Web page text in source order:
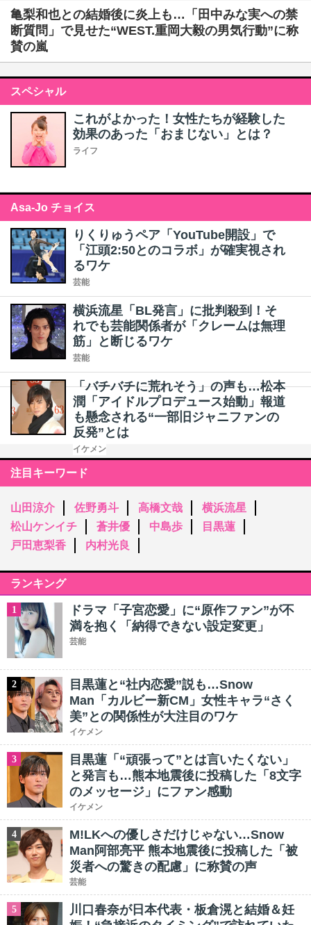
亀梨和也との結婚後に炎上も…「田中みな実への禁
断質問」で見せた“WEST.重岡大毅の男気行動”に称
賛の嵐
スペシャル
これがよかった！女性たちが経験した
効果のあった「おまじない」とは？
ライフ
Asa-Jo チョイス
りくりゅうペア「YouTube開設」で
「江頭2:50とのコラボ」が確実視され
るワケ
芸能
横浜流星「BL発言」に批判殺到！そ
れでも芸能関係者が「クレームは無理
筋」と断じるワケ
芸能
「バチバチに荒れそう」の声も…松本
潤「アイドルプロデュース始動」報道
も懸念される“一部旧ジャニファンの
反発”とは
イケメン
注目キーワード
山田涼介 佐野勇斗 高橋文哉
横浜流星
松山ケンイチ
蒼井優 中島歩
目黒蓮
戸田恵梨香
内村光良
ランキング
1
ドラマ「子宮恋愛」に“原作ファン”が不
満を抱く「納得できない設定変更」
芸能
2
目黒蓮と“社内恋愛”説も…Snow
Man「カルビー新CM」女性キャラ“さく
美”との関係性が大注目のワケ
イケメン
3
目黒蓮「“頑張って”とは言いたくない」
と発言も…熊本地震後に投稿した「8文字
のメッセージ」にファン感動
イケメン
4
M!LKへの優しさだけじゃない…Snow
Man阿部亮平 熊本地震後に投稿した「被
災者への驚きの配慮」に称賛の声
芸能
5
川口春奈が日本代表・板倉滉と結婚＆妊